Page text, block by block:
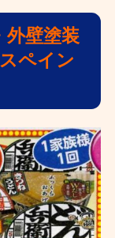
外壁塗装
ペイン